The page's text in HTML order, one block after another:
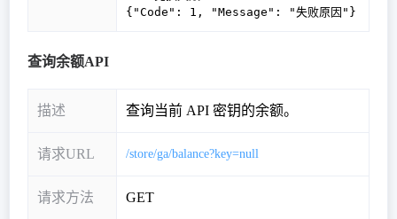
{"Code": 1, "Message": "失败原因"}
查询余额API
描述 查询当前 API 密钥的余额。
请求URL /store/ga/balance?key=null
请求方法 GET